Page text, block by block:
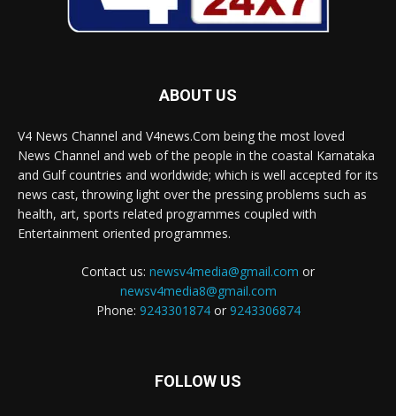
ABOUT US
V4 News Channel and V4news.Com being the most loved
News Channel and web of the people in the coastal Karnataka
and Gulf countries and worldwide; which is well accepted for its
news cast, throwing light over the pressing problems such as
health, art, sports related programmes coupled with
Entertainment oriented programmes.
Contact us: newsv4media@gmail.com or
newsv4media8@gmail.com
Phone: 9243301874or 9243306874
FOLLOW US